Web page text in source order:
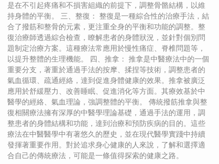
是在不引起疼痛和不損害組織的前提下，調整骨骼結構，以維
持身體的平衡。 三、整復： 整復是一種綜合性的治療手法，結
合了撥筋和整骨的元素，更注重全身的平衡和功能的調整。整
復治療師透過綜合檢查，瞭解患者的身體狀況，並針對個別問
題制定治療方案。這種療法常應用於慢性痛症、脊椎問題等，
以提升整體的生理機能。 四、推拿： 推拿是中醫療法中的一個
重要分支，著重於通過手法的按摩、揉捏等技術，調整患者的
氣血循環、疏通經絡，達到促進身體健康的效果。推拿被廣泛
應用於舒緩壓力、改善睡眠、促進消化等方面。其療效基於中
醫學的經絡、氣血理論，強調整體的平衡。 傳統撥筋推拿與整
復相關療法擁有深厚的中醫學理論基礎，通過手法的運用，調
整患者的身體結構和功能，達到治療和預防疾病的目的。這些
療法在中醫醫學中有著悠久的歷史，並在現代醫學實踐中持續
發揮著重要作用。對於追求身心健康的人來說，了解和選擇適
合自己的傳統療法，可能是一條值得探索的健康之路。